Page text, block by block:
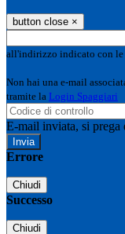
button close ×
all'indirizzo indicato con le
Non hai una e-mail
tramite la Login Spaggiari
E-mail inviata, si prega
Errore
Chiudi
Successo
Chiudi